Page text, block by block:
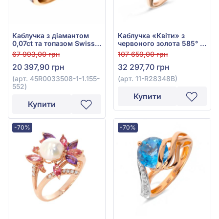
Каблучка з діамантом
0,07ct та топазом Swiss
Blue 2,27ct із червоного
золота 585°, арт.
45R0033508-1-1.155-552
67 993,00 грн
20 397,90 грн
(арт. 45R0033508-1-1.155-
552)
Купити
Каблучка «Квіти» з
червоного золота 585° з
діамантом 0,04ct,
блакитним топазом
0,24ct, аметистом 5,34ct
та бірюзою, арт. 11-
R28348В
107 659,00 грн
32 297,70 грн
(арт. 11-R28348В)
Купити
-70% -70%